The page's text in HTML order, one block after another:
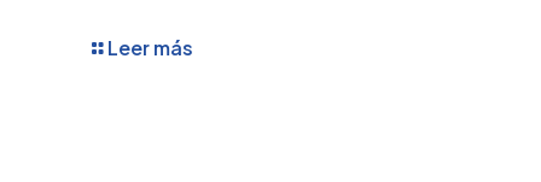
Leer más